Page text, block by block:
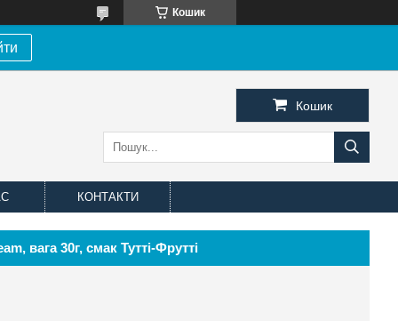
Кошик
Кошик
КОНТАКТИ
вага 30г, смак Тутті-Фрутті